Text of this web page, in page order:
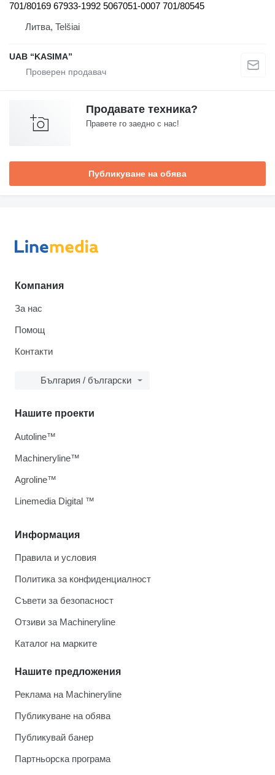
701/80169 67933-1992 5067051-0007 701/80545
Литва, Telšiai
UAB “KASIMA”
Продавате техника?
Правете го заедно с нас!
Публикуване на обява
Компания
За нас
Помощ
Контакти
България / български
Информация
Правила и условия
Политика за конфиденциалност
Съвети за безопасност
Отзиви за Machineryline
Каталог на марките
Нашите предложения
Реклама на Machineryline
Публикуване на обява
Публикувай банер
Партньорска програма
Нашите проекти
Autoline™
Machineryline™
Agroline™
Linemedia Digital ™